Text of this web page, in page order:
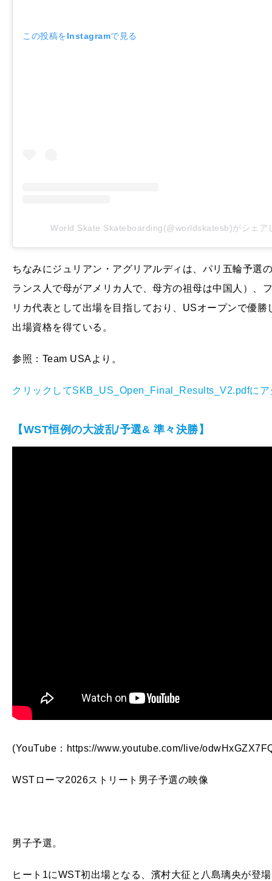
この投稿をInstagramで見る
World Skate Skateboarding(@worldskatesb)がシェア
ちなみにジュリアン・アグリアルディは、パリ五輪予選
ランス人で母がアメリカ人で、母方の祖母は中国人）、
リカ代表として出場を目指しており、USオープンで優
出場資格を得ている。
参照：Team USAより。
クリックしてSKB_US_Open_Final_Results_V2.pdfにア
【WST恒例の大波乱/予選& 準々決勝】
(YouTube：https://www.youtube.com/live/
WSTローマ2026ストリート男子予選の映像
男子予選。
ヒート1にWST初出場となる、濱村大征と八島璃央が登